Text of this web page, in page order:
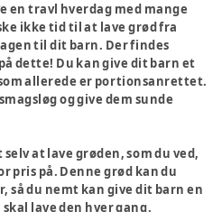
en travl hverdag med mange
ikke tid til at lave grød fra
til dit barn. Der findes
dette! Du kan give dit barn et
allerede er portionsanrettet.
og give dem sunde
at lave grøden, som du ved,
pris på. Denne grød kan du
så du nemt kan give dit barn en
lave den hver gang.